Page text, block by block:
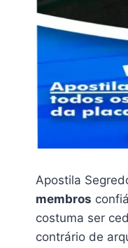
Apostila
membros
costuma ser
contrário de